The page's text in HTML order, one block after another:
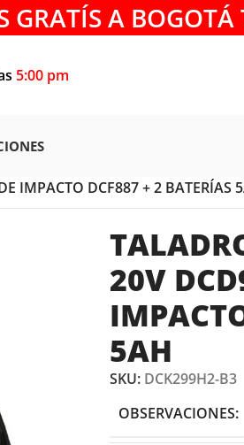
GRATÍS A
5:00 pm
IMPACTO DCF887 + 2 BATERÍAS
20V
5AH
SKU: DCK299H2-B3
OBSERVACIONES: